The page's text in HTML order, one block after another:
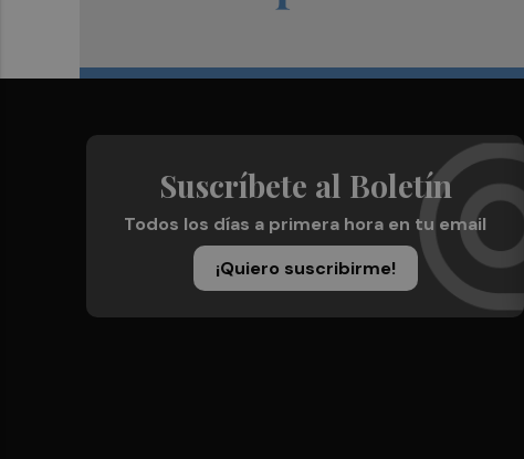
Suscríbete al Boletín
Todos los días a primera hora en tu email
¡Quiero suscribirme!